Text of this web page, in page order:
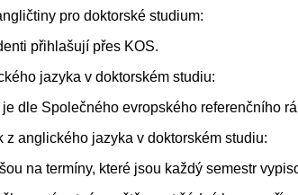
pro doktorské studium:
přihlašují přes KOS.
jazyka v doktorském studiu:
dle Společného evropského referenčního
z anglického jazyka v doktorském studiu:
na termíny, které jsou každý semestr